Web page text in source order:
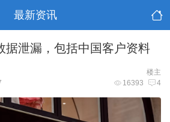
最新资讯
据泄漏，包括中国客户资料
楼主
16393 4